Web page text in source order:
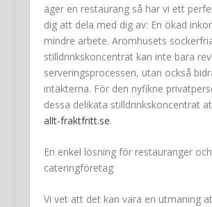
äger en restaurang så har vi ett
dig att dela med dig av: En ökad
mindre arbete. Aromhusets
stilldrinkskoncentrat kan inte bara
serveringsprocessen, utan också
intäkterna. För den nyfikne
dessa delikata stilldrinkskoncentrat
allt-fraktfritt.se.
En enkel lösning för restauranger och
cateringföretag
Vi vet att det kan vara en utmaning